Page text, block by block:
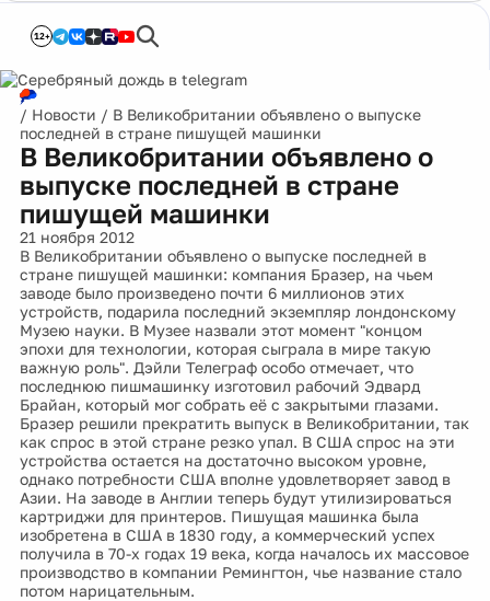
12+
/ Новости / В Великобритании объявлено о выпуске
последней в стране пишущей машинки
В Великобритании объявлено о
выпуске последней в стране
пишущей машинки
21 ноября 2012
В Великобритании объявлено о выпуске последней в
стране пишущей машинки: компания Бразер, на чьем
заводе было произведено почти 6 миллионов этих
устройств, подарила последний экземпляр лондонскому
Музею науки. В Музее назвали этот момент "концом
эпохи для технологии, которая сыграла в мире такую
важную роль". Дэйли Телеграф особо отмечает, что
последнюю пишмашинку изготовил рабочий Эдвард
Брайан, который мог собрать её с закрытыми глазами.
Бразер решили прекратить выпуск в Великобритании, так
как спрос в этой стране резко упал. В США спрос на эти
устройства остается на достаточно высоком уровне,
однако потребности США вполне удовлетворяет завод в
Азии. На заводе в Англии теперь будут утилизироваться
картриджи для принтеров. Пишущая машинка была
изобретена в США в 1830 году, а коммерческий успех
получила в 70-х годах 19 века, когда началось их массовое
производство в компании Ремингтон, чье название стало
потом нарицательным.